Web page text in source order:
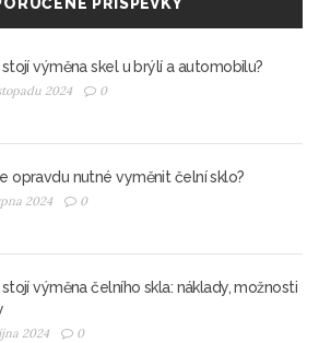
stojí výměna skel u brýlí a automobilu?
2024 0
opravdu nutné vyměnit čelní sklo?
2024 0
stojí výměna čelního skla: náklady, možnosti
2024 0